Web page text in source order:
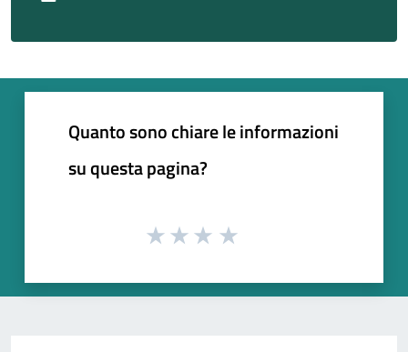
Quanto sono chiare le informazioni
su questa pagina?